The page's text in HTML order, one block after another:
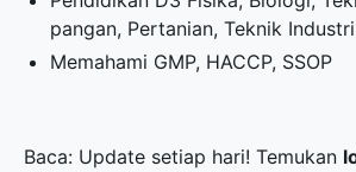
pangan, Pertanian, Teknik Industri
Memahami GMP, HACCP, SSOP
Baca: Update setiap hari! Temukan